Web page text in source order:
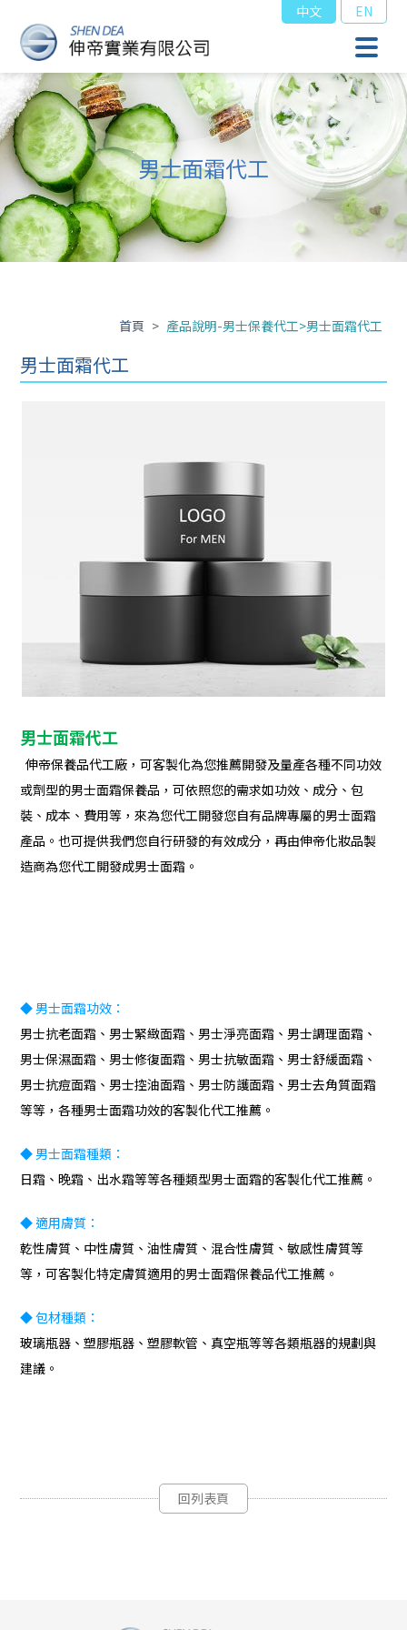
中文 EN
男士面霜代工
首頁 > 產品說明-男士保養代工>男士面霜代工
男士面霜代工
男士面霜代工
伸帝保養品代工廠，可客製化為您推薦開發及量產各種不同功效
或劑型的男士面霜保養品，可依照您的需求如功效、成分、包
裝、成本、費用等，來為您代工開發您自有品牌專屬的男士面霜
產品。也可提供我們您自行研發的有效成分，再由伸帝化妝品製
造商為您代工開發成男士面霜。
◆ 男士面霜功效：
男士抗老面霜、男士緊緻面霜、男士淨亮面霜、男士調理面霜、
男士保濕面霜、男士修復面霜、男士抗敏面霜、男士舒緩面霜、
男士抗痘面霜、男士控油面霜、男士防護面霜、男士去角質面霜
等等，各種男士面霜功效的客製化代工推薦。
◆ 男士面霜種類：
日霜、晚霜、出水霜等等各種類型男士面霜的客製化代工推薦。
◆適用膚質：
乾性膚質、中性膚質、油性膚質、混合性膚質、敏感性膚質等
等，可客製化特定膚質適用的男士面霜保養品代工推薦。
◆包材種類：
玻璃瓶器、塑膠瓶器、塑膠軟管、真空瓶等等各類瓶器的規劃與
建議。
回列表頁